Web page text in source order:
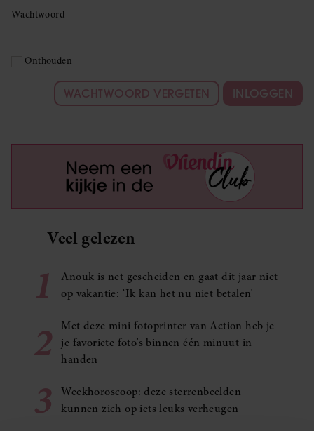
Wachtwoord
Onthouden
WACHTWOORD VERGETEN INLOGGEN
Veel gelezen
1
Anouk is net gescheiden en gaat dit jaar niet
op vakantie: ‘Ik kan het nu niet betalen’
2
Met deze mini fotoprinter van Action heb je
je favoriete foto’s binnen één minuut in
handen
3
Weekhoroscoop: deze sterrenbeelden
kunnen zich op iets leuks verheugen